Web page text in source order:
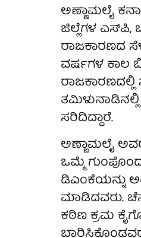
ಅಣ್ಣಾಮಲೈ
ಜಿಲ್ಲೆಗಳ ಎಸ್‌ಪಿ,
ರಾಜಕಾರಣದ
ವರ್ಷಗಳ ಕಾಲ
ರಾಜಕಾರಣದಲ್ಲಿ
ತಮಿಳುನಾಡಿನಲ್ಲಿ
ಸರಿದಿದ್ದಾರೆ.
ಅಣ್ಣಾಮಲೈ
ಒಮ್ಮೆ
ಡಿಎಂಕೆಯನ್ನು
ಮಾಡಿದವರು.
ಕಠಿಣ ಕ್ರಮ